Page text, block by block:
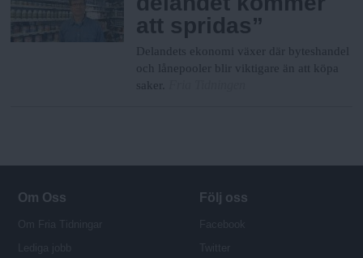
att spridas”
Delandets ekonomi växer där byteshandel
och lånepooler blir viktigare än att köpa
saker.
Om Oss Följ oss